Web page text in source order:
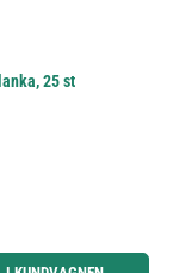
25 st
öka eller minska kvantiteten.